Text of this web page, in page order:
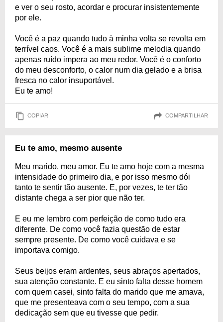
e ver o seu rosto, acordar e procurar insistentemente
por ele.
Você é a paz quando tudo à minha volta se revolta em
terrível caos. Você é a mais sublime melodia quando
apenas ruído impera ao meu redor. Você é o conforto
do meu desconforto, o calor num dia gelado e a brisa
fresca no calor insuportável.
Eu te amo!
COPIAR COMPARTILHAR
Eu te amo, mesmo ausente
Meu marido, meu amor. Eu te amo hoje com a mesma
intensidade do primeiro dia, e por isso mesmo dói
tanto te sentir tão ausente. E, por vezes, te ter tão
distante chega a ser pior que não ter.
E eu me lembro com perfeição de como tudo era
diferente. De como você fazia questão de estar
sempre presente. De como você cuidava e se
importava comigo.
Seus beijos eram ardentes, seus abraços apertados,
sua atenção constante. E eu sinto falta desse homem
com quem casei, sinto falta do marido que me amava,
que me presenteava com o seu tempo, com a sua
dedicação sem que eu tivesse que pedir.